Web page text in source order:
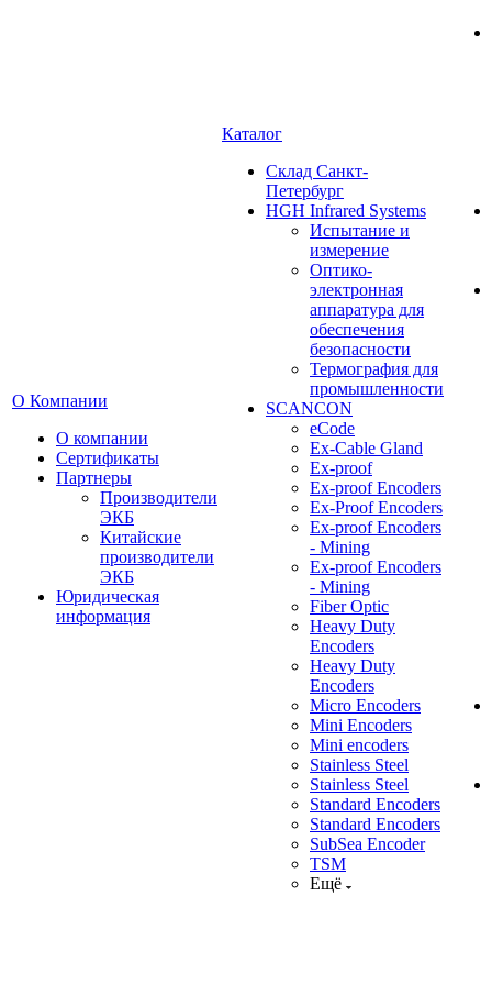
О Компании
О компании
Сертификаты
Партнеры
Производители
ЭКБ
Китайские
производители
ЭКБ
Юридическая
информация
Каталог
Cклад Санкт-
Петербург
HGH Infrared Systems
Испытание и
измерение
Оптико-
электронная
аппаратура для
обеспечения
безопасности
Термография для
промышленности
SCANCON
eCode
Ex-Cable Gland
Ex-proof
Ex-proof Encoders
Ex-Proof Encoders
Ex-proof Encoders
- Mining
Ex-proof Encoders
- Mining
Fiber Optic
Heavy Duty
Encoders
Heavy Duty
Encoders
Micro Encoders
Mini Encoders
Mini encoders
Stainless Steel
Stainless Steel
Standard Encoders
Standard Encoders
SubSea Encoder
TSM
Ещё